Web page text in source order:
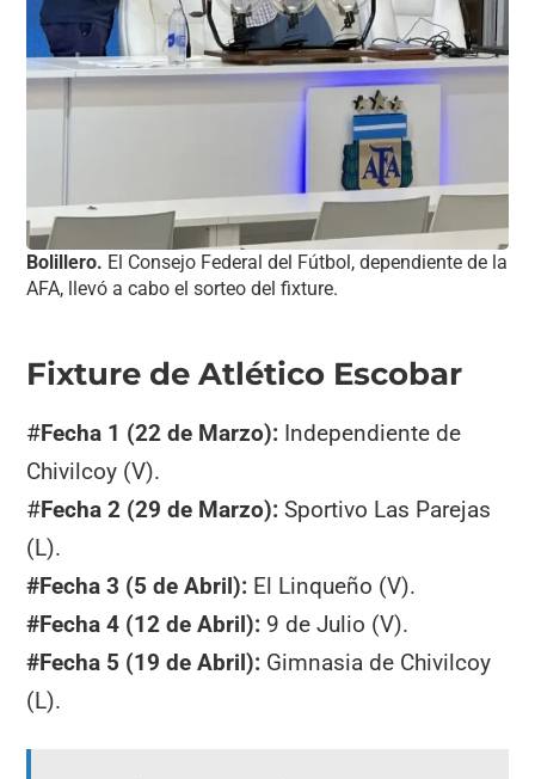
Bolillero. El Consejo Federal del Fútbol, dependiente de la
AFA, llevó a cabo el sorteo del fixture.
Fixture de Atlético Escobar
#Fecha 1 (22 de Marzo): Independiente de
Chivilcoy (V).
#Fecha 2 (29 de Marzo):Sportivo Las Parejas
(L).
#Fecha 3 (5 de Abril): El Linqueño (V).
#Fecha 4 (12 de Abril): 9 de Julio (V).
#Fecha 5 (19 de Abril): Gimnasia de Chivilcoy
(L).